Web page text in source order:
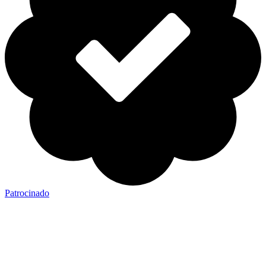
Patrocinado